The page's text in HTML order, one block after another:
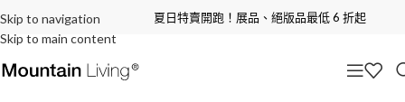
Skip to navigation
Skip to main content
夏日特賣開跑！展品、絕版品最低 6 折起